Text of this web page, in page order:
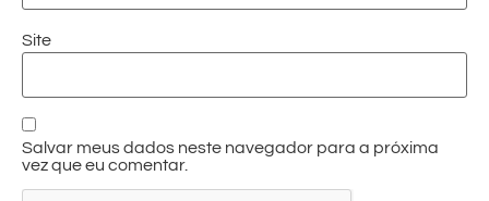
Site
Salvar meus dados neste navegador para a próxima
vez que eu comentar.